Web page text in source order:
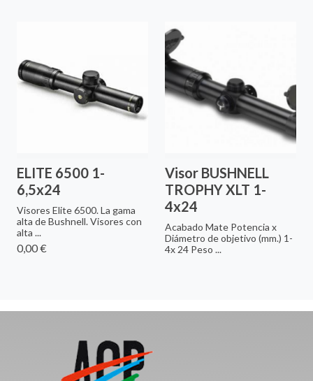
ELITE 6500 1-
6,5x24
Visores Elite 6500. La gama
alta de Bushnell. Visores con
alta ...
0,00 €
Visor BUSHNELL
TROPHY XLT 1-
4x24
Acabado Mate Potencia x
Diámetro de objetivo (mm.) 1-
4x 24 Peso ...